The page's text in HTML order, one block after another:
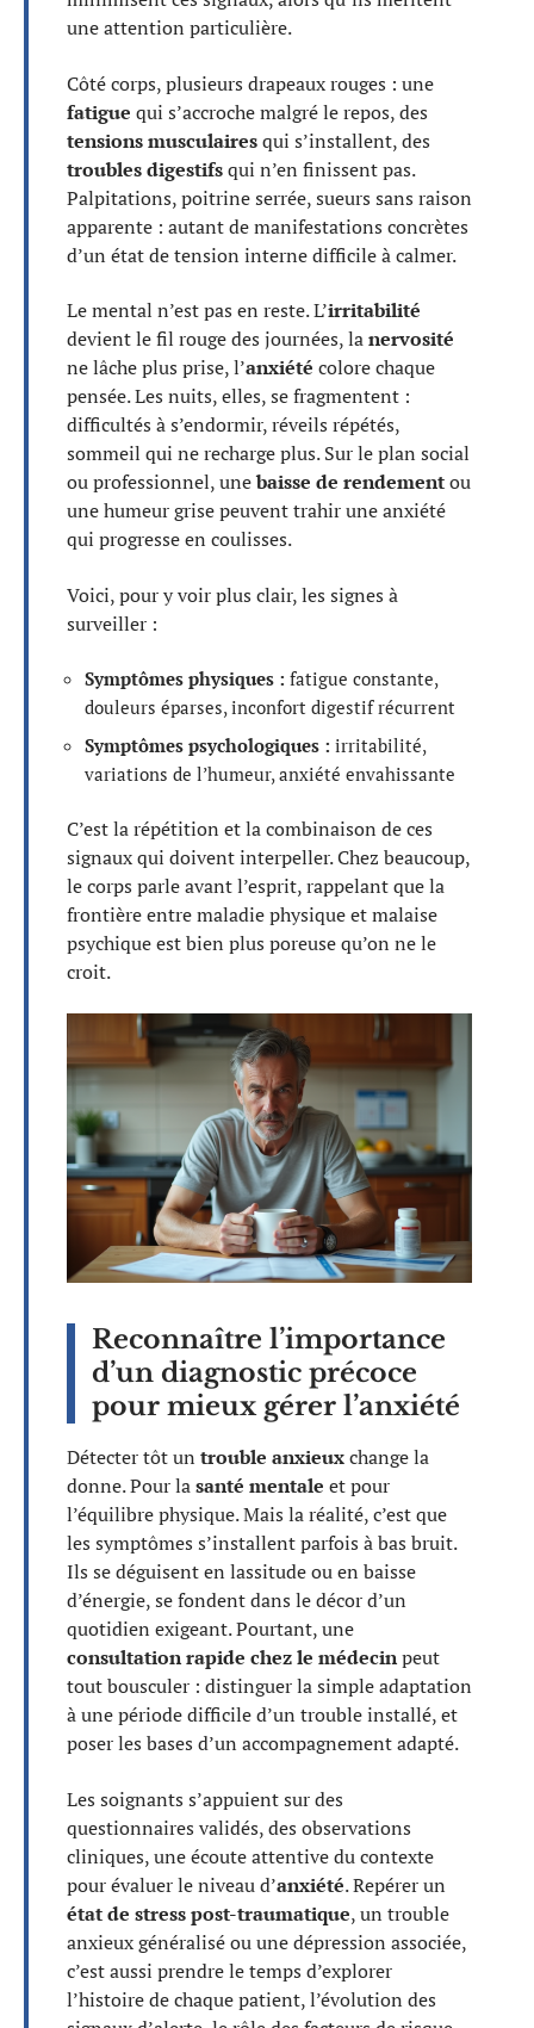
une attention particulière.
Côté corps, plusieurs drapeaux rouges : une
fatigue qui s’accroche malgré le repos, des
tensions musculairesqui s’installent, des
troubles digestifsqui n’en finissent pas.
Palpitations, poitrine serrée, sueurs sans raison
apparente : autant de manifestations concrètes
d’un état de tension interne difficile à calmer.
Le mental n’est pas en reste. L’irritabilité
devient le fil rouge des journées, lanervosité
ne lâche plus prise, l’anxiété colore chaque
pensée. Les nuits, elles, se fragmentent :
difficultés à s’endormir, réveils répétés,
sommeil qui ne recharge plus. Sur le plan social
ou professionnel, unebaisse de rendementou
une humeur grise peuvent trahir une anxiété
qui progresse en coulisses.
Voici, pour y voir plus clair, les signes à
surveiller :
Symptômes physiques : fatigue constante,
douleurs éparses, inconfort digestif récurrent
Symptômes psychologiques : irritabilité,
variations de l’humeur, anxiété envahissante
C’est la répétition et la combinaison de ces
signaux qui doivent interpeller. Chez beaucoup,
le corps parle avant l’esprit, rappelant que la
frontière entre maladie physique et malaise
psychique est bien plus poreuse qu’on ne le
croit.
Reconnaître l’importance
d’un diagnostic précoce
pour mieux gérer l’anxiété
Détecter tôt un trouble anxieuxchange la
donne. Pour lasanté mentale et pour
l’équilibre physique. Mais la réalité, c’est que
les symptômes s’installent parfois à bas bruit.
Ils se déguisent en lassitude ou en baisse
d’énergie, se fondent dans le décor d’un
quotidien exigeant. Pourtant, une
consultation rapide chez le médecinpeut
tout bousculer : distinguer la simple adaptation
à une période difficile d’un trouble installé, et
poser les bases d’un accompagnement adapté.
Les soignants s’appuient sur des
questionnaires validés, des observations
cliniques, une écoute attentive du contexte
pour évaluer le niveau d’anxiété. Repérer un
état de stress post-traumatique, un trouble
anxieux généralisé ou une dépression associée,
c’est aussi prendre le temps d’explorer
l’histoire de chaque patient, l’évolution des